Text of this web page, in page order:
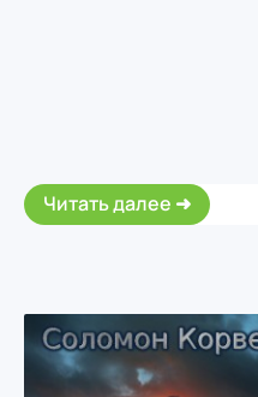
Читать далее